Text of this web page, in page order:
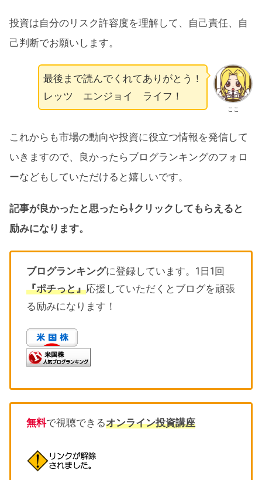
投資は自分のリスク許容度を理解して、自己責任、自
己判断でお願いします。
ここ
最後まで読んでくれてありがとう！
レッツ エンジョイ ライフ！
これからも市場の動向や投資に役立つ情報を発信して
いきますので、良かったらブログランキングのフォロ
ーなどもしていただけると嬉しいです。
記事が良かったと思ったら⇩クリックしてもらえると
励みになります。
ブログランキングに登録しています。1日1回
『ポチっと』応援していただくとブログを頑張
る励みになります！
無料で視聴できるオンライン投資講座